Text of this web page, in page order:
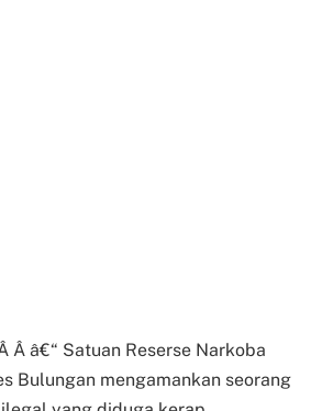
Â â€“ Satuan Reserse Narkoba
Bulungan mengamankan seorang